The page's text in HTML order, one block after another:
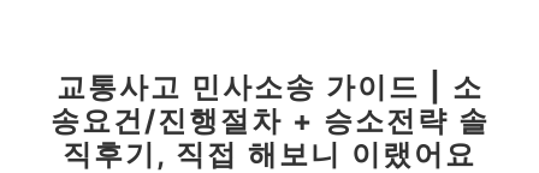
교통사고 민사소송 가이드 | 소
송요건/진행절차 + 승소전략 솔
직후기, 직접 해보니 이랬어요